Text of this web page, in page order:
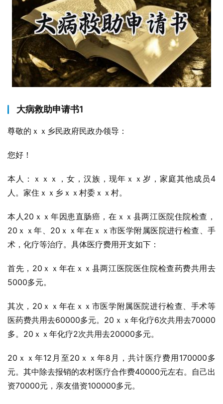
大病救助申请书1
尊敬的ｘｘ乡民政府民政办领导：
您好！
本人：ｘｘｘ，女，汉族，现年ｘｘ岁，家庭其他成员4
人。家住ｘｘ乡ｘｘ村委ｘｘ村。
本人20ｘｘ年因患直肠癌，在ｘｘ县两江医院住院检查，
20ｘｘ年、20ｘｘ年在ｘｘ市医学附属医院进行检查、手
术，化疗等治疗。具体医疗费用开支如下：
首先，20ｘｘ年在ｘｘ县两江医院医住院检查药费共用去
5000多元。
其次，20ｘｘ年在ｘｘ市医学附属医院进行检查、手术等
医药费共用去60000多元。20ｘｘ年化疗6次共用去70000
多。20ｘｘ年化疗2次共用去20000多元。
20ｘｘ年12月至20ｘｘ年8月，共计医疗费用170000多
元。其中除去报销的农村医疗合作费40000元左右。自己出
资70000元，亲友借资100000多元。